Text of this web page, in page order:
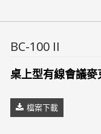
BC-100 II
桌上型有線會議麥
檔案下載